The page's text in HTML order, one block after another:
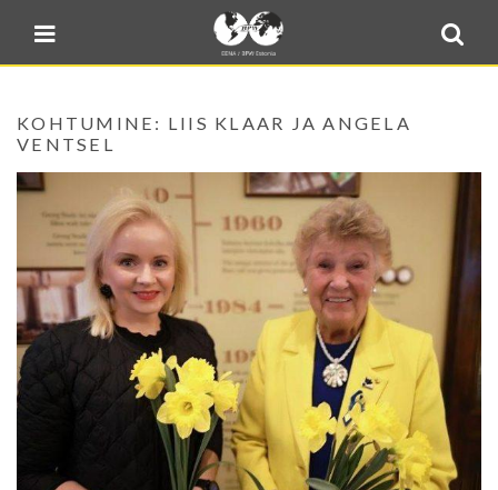
Sulge menüü
Blogi
E-pood
In English
KOHTUMINE: LIIS KLAAR JA ANGELA
VENTSEL